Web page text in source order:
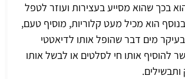
בכך שהוא מסייע בעצירות ועוזר לטפל
הוא מכיל מעט קלוריות, מוסיף טעם,
מים דבר שהופל אותו לדיאטטי
להוסיף אותו חי לסלטים או לבשל אותו